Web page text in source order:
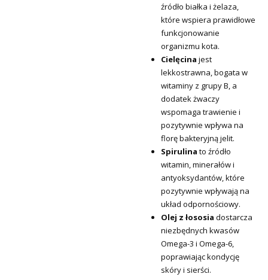
źródło białka i żelaza,
które wspiera prawidłowe
funkcjonowanie
organizmu kota.
Cielęcina jest
lekkostrawna, bogata w
witaminy z grupy B, a
dodatek żwaczy
wspomaga trawienie i
pozytywnie wpływa na
florę bakteryjną jelit.
Spirulina to źródło
witamin, minerałów i
antyoksydantów, które
pozytywnie wpływają na
układ odpornościowy.
Olej z łososia dostarcza
niezbędnych kwasów
Omega-3 i Omega-6,
poprawiając kondycję
skóry i sierści.